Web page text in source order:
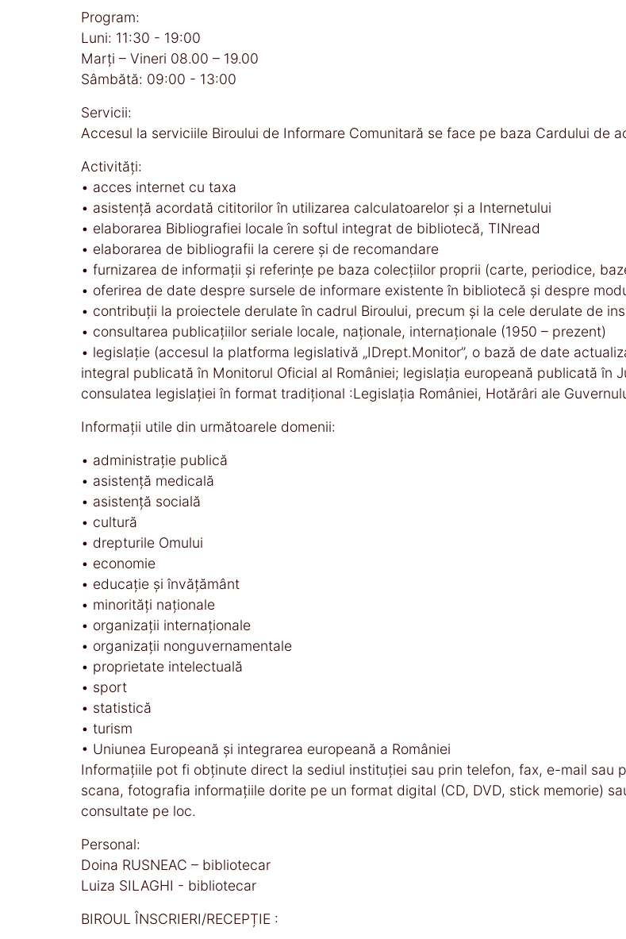
Program:
Luni: 11:30 - 19:00
Marți – Vineri 08.00 – 19.00
Sâmbătă: 09:00 - 13:00
Servicii:
Accesul la serviciile Biroului de Informare Comunitară se face pe baza Cardului de
Activităţi:
• acces internet cu taxa
• asistenţă acordată cititorilor în utilizarea calculatoarelor şi a Internetului
• elaborarea Bibliografiei locale în softul integrat de bibliotecă, TINread
• elaborarea de bibliografii la cerere şi de recomandare
• furnizarea de informaţii şi referinţe pe baza colecţiilor proprii (carte, periodice,
• oferirea de date despre sursele de informare existente în bibliotecă şi despre
• contribuţii la proiectele derulate în cadrul Biroului, precum şi la cele derulate de
• consultarea publicaţiilor seriale locale, naţionale, internaţionale (1950 – prezent)
• legislaţie (accesul la platforma legislativă „IDrept.Monitor”, o bază de date
integral publicată în Monitorul Oficial al României; legislaţia europeană publicată în
consulatea legislaţiei în format tradiţional :Legislaţia României, Hotărâri ale
Informaţii utile din următoarele domenii:
• administraţie publică
• asistenţă medicală
• asistenţă socială
• cultură
• drepturile Omului
• economie
• educaţie şi învăţământ
• minorităţi naţionale
• organizaţii internaţionale
• organizaţii nonguvernamentale
• proprietate intelectuală
• sport
• statistică
• turism
• Uniunea Europeană şi integrarea europeană a României
Informaţiile pot fi obţinute direct la sediul instituţiei sau prin telefon, fax, e-mail sau
scana, fotografia informaţiile dorite pe un format digital (CD, DVD, stick memorie)
consultate pe loc.
Personal:
Doina RUSNEAC – bibliotecar
Luiza SILAGHI - bibliotecar
BIROUL ÎNSCRIERI/RECEPȚIE :